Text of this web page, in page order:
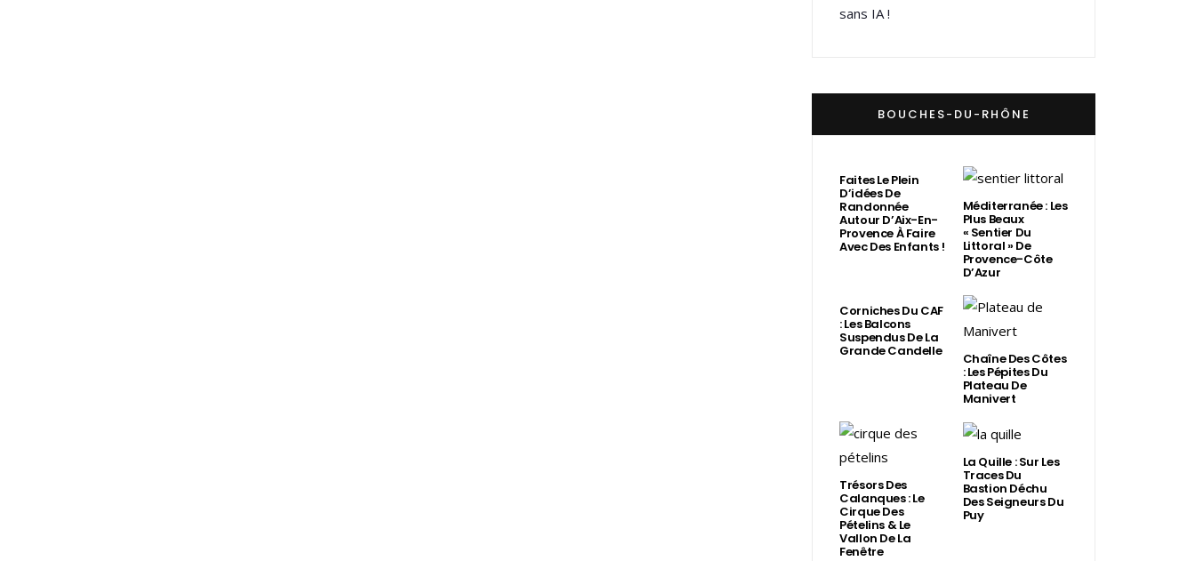
sans IA !
BOUCHES-DU-RHÔNE
Faites Le Plein
D’idées De
Randonnée
Autour D’Aix-En-
Provence À Faire
Avec Des Enfants !
Méditerranée : Les
Plus Beaux
« Sentier Du
Littoral » De
Provence-Côte
D’Azur
Corniches Du CAF
: Les Balcons
Suspendus De La
Grande Candelle Chaîne Des Côtes
: Les Pépites Du
Plateau De
Manivert
Trésors Des
Calanques : Le
Cirque Des
Pételins & Le
Vallon De La
Fenêtre
La Quille : Sur Les
Traces Du
Bastion Déchu
Des Seigneurs Du
Puy